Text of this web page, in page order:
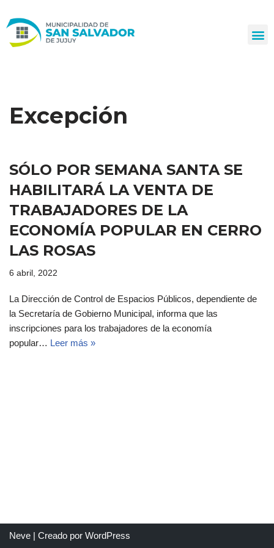
al
Excepción
SÓLO POR SEMANA SANTA SE
HABILITARÁ LA VENTA DE
TRABAJADORES DE LA
ECONOMÍA POPULAR EN CERRO
LAS ROSAS
6 abril, 2022
La Dirección de Control de Espacios Públicos, dependiente de
la Secretaría de Gobierno Municipal, informa que las
inscripciones para los trabajadores de la economía
popular… Leer más »
Neve | Creado por WordPress